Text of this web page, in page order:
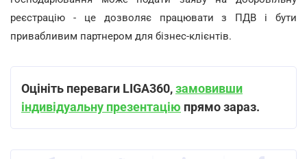
реєстрацію - це дозволяє працювати з ПДВ і бути
привабливим партнером для бізнес-клієнтів.
Оцініть переваги LIGA360,замовивши
індивідуальну презентацію прямо зараз.